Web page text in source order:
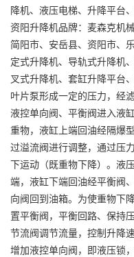
降机、液压电梯、升降平台
资阳升降机品牌：麦森克机
简阳市、安岳县、资阳市、
定式升降机、导轨式升降机
叉式升降机、套缸升降平台
叶片泵形成一定的压力，经
液控单向阀、平衡阀进入液
重物，液缸上端回油经隔爆
过溢流阀进行调整，通过压
下运动（既重物下降）。液
端，液缸下端回油经平衡阀
向阀回到油箱。为使重物下
置平衡阀，平衡回路、保持
节流阀调节流量，控制升降
增加液控单向阀，即液压锁